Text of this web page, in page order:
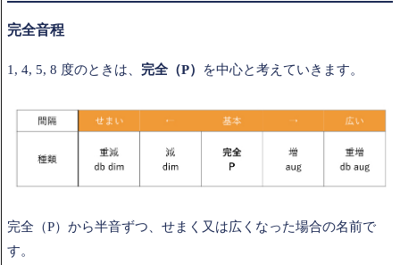
完全音程
1, 4, 5, 8 度のときは、 完全（P） を中心と考えていきます。
完全（P）から半音ずつ、せまく又は広くなった場合の名前で
す。